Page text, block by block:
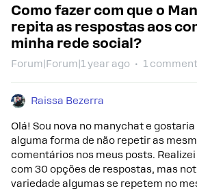
Como fazer com que o
repita as respostas aos
minha rede social?
Forum|Forum|1 year ago 1 comment
Raissa Bezerra
Olá! Sou nova no manychat e gostaria
alguma forma de não repetir as
comentários nos meus posts.
com 30 opções de respostas, mas
variedade algumas se repetem no